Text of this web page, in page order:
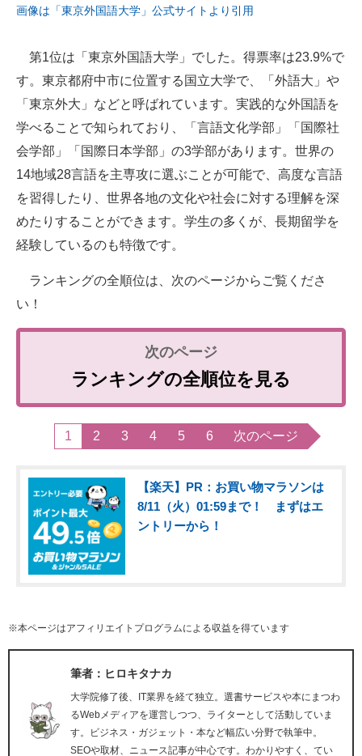
画像は「東京外国語大学」公式サイトより引用
第1位は「東京外国語大学」でした。得票率は23.9%で
す。東京都府中市に位置する国立大学で、「外語大」や
「東京外大」などと呼ばれています。実践的な外国語を
学べることで知られており、「言語文化学部」「国際社
会学部」「国際日本学部」の3学部があります。世界の
14地域28言語を主専攻に選ぶことが可能で、高度な言語
を習得したり、世界各地の文化や社会に対する理解を深
めたりすることができます。学生の多くが、長期留学を
経験しているのも特徴です。
ランキングの全順位は、次のページからご覧くださ
い！
ランキングの全順位を見る
1 2 3 4 5 6 次のページ
【楽天】PR：お買い物マラソンは
8/11（火）01:59まで！ まずはエ
ントリーから！
※本ページはアフィリエイトプログラムによる収益を得ています
筆者：ヒロキタナカ
大学院修了後、IT業界を経て独立。選書サービスや本にまつわ
るWebメディアを運営しつつ、ライターとして活動していま
す。ビジネス・ガジェット・本など幅広い分野で執筆中。
SEOや取材、ニュース記事が中心です。わかりやすく、てい